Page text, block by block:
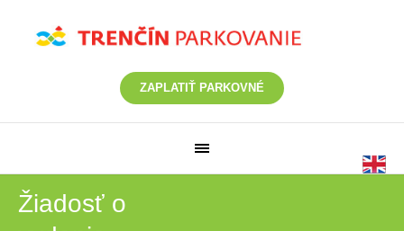
ZAPLATIŤ PARKOVNÉ
Žiadosť o